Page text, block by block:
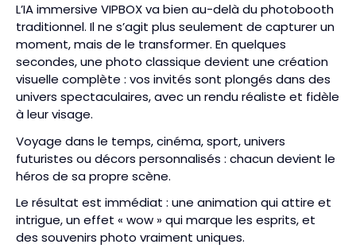
L’IA immersive VIPBOX va bien au-delà du photobooth
traditionnel. Il ne s’agit plus seulement de capturer un
moment, mais de le transformer. En quelques
secondes, une photo classique devient une création
visuelle complète : vos invités sont plongés dans des
univers spectaculaires, avec un rendu réaliste et fidèle
à leur visage.
Voyage dans le temps, cinéma, sport, univers
futuristes ou décors personnalisés : chacun devient le
héros de sa propre scène.
Le résultat est immédiat : une animation qui attire et
intrigue, un effet « wow » qui marque les esprits, et
des souvenirs photo vraiment uniques.